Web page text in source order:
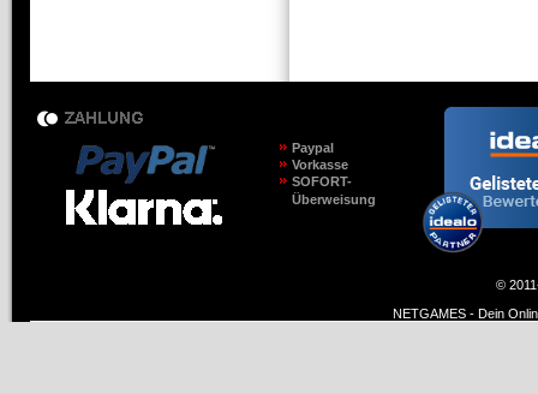
Paypal
Vorkasse
SOFORT-
Überweisung
©
NETGAMES - Dein